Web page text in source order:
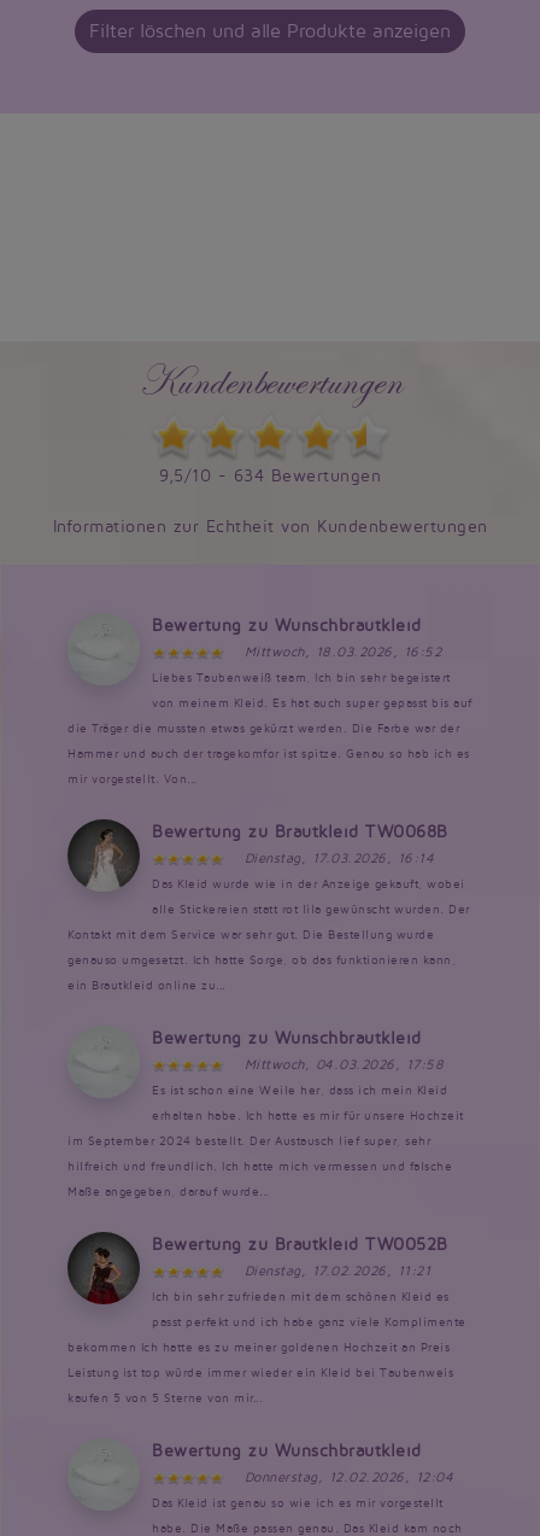
Filter löschen und alle Produkte anzeigen
Kundenbewertungen
9,5/10 - 634 Bewertungen
Informationen zur Echtheit von Kundenbewertungen
Bewertung zu Wunschbrautkleid
Mittwoch, 18.03.2026, 16:52
Liebes Taubenweiß team, Ich bin sehr begeistert
von meinem Kleid. Es hat auch super gepasst bis auf
die Träger die mussten etwas gekürzt werden. Die Farbe war der
Hammer und auch der tragekomfor ist spitze. Genau so hab ich es
mir vorgestellt. Von...
Bewertung zu Brautkleid TW0068B
Dienstag, 17.03.2026, 16:14
Das Kleid wurde wie in der Anzeige gekauft, wobei
alle Stickereien statt rot lila gewünscht wurden. Der
Kontakt mit dem Service war sehr gut. Die Bestellung wurde
genauso umgesetzt. Ich hatte Sorge, ob das funktionieren kann,
ein Brautkleid online zu...
Bewertung zu Wunschbrautkleid
Mittwoch, 04.03.2026, 17:58
Es ist schon eine Weile her, dass ich mein Kleid
erhalten habe. Ich hatte es mir für unsere Hochzeit
im September 2024 bestellt. Der Austausch lief super, sehr
hilfreich und freundlich. Ich hatte mich vermessen und falsche
Maße angegeben, darauf wurde...
Bewertung zu Brautkleid TW0052B
Dienstag, 17.02.2026, 11:21
Ich bin sehr zufrieden mit dem schönen Kleid es
passt perfekt und ich habe ganz viele Komplimente
bekommen Ich hatte es zu meiner goldenen Hochzeit an Preis
Leistung ist top würde immer wieder ein Kleid bei Taubenweis
kaufen 5 von 5 Sterne von mir...
Bewertung zu Wunschbrautkleid
Donnerstag, 12.02.2026, 12:04
Das Kleid ist genau so wie ich es mir vorgestellt
habe. Die Maße passen genau. Das Kleid kam noch